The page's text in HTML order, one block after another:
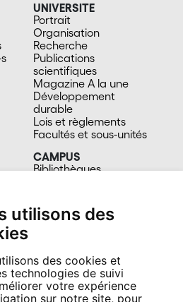
utilisons des
des cookies et
technologies de suivi
votre expérience
sur notre site, pour
UNIVERSITE
Portrait
Organisation
Recherche
Publications
scientifiques
Magazine A la une
Développement
durable
Lois et règlements
Facultés et sous-unités
CAMPUS
Bibliothèques
Santé
Cafétérias
sciences humaines
Sprache und Literatur